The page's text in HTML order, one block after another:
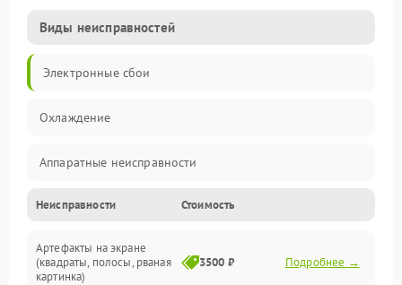
Виды неисправностей
Электронные сбои
Охлаждение
Аппаратные неисправности
Перегрев и термопроблемы
Видео
Неисправности Стоимость
Артефакты на экране
(квадраты, полосы, рваная
картинка)
3500 ₽ Подробнее →